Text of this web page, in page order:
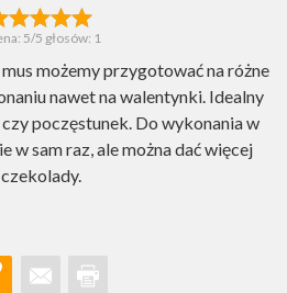
5/5 głosów: 1
możemy przygotować na różne
nawet na walentynki. Idealny
poczęstunek. Do wykonania w
w sam raz, ale można dać więcej
czekolady.